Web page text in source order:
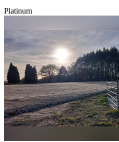
Platinum